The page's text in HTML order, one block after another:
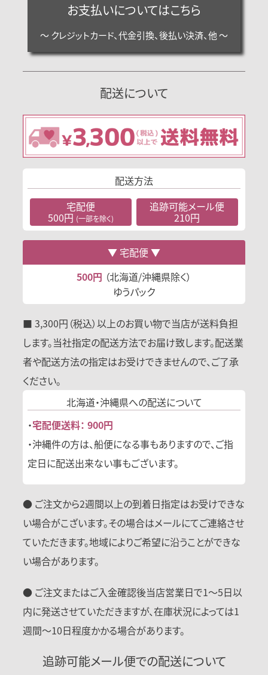
お支払いについてはこちら
～ クレジットカード、代金引換、後払い決済、他 ～
配送について
配送方法
宅配便
500円 (一部を除く)
追跡可能メール便
210円
宅配便
500円 （北海道/沖縄県除く）
ゆうパック
■ 3,300円（税込）以上のお買い物で当店が送料負担
します。当社指定の配送方法でお届け致します。配送業
者や配送方法の指定はお受けできませんので、ご了承
ください。
北海道・沖縄県への配送について
・宅配便送料： 900円
・沖縄件の方は、船便になる事もありますので、ご指
定日に配送出来ない事もございます。
● ご注文から2週間以上の到着日指定はお受けできな
い場合がこざいます。その場合はメールにてご連絡させ
ていただきます。地域によりご希望に沿うことができな
い場合があります。
● ご注文またはご入金確認後当店営業日で1〜5日以
内に発送させていただきますが、在庫状況によっては1
週間〜10日程度かかる場合があります。
追跡可能メール便での配送について